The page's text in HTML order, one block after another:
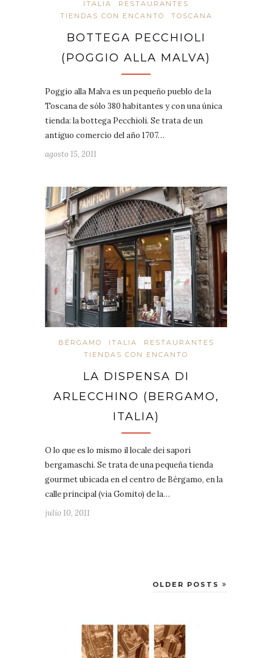
ITALIA
RESTAURANTES
TIENDAS CON ENCANTO
TOSCANA
BOTTEGA PECCHIOLI
(POGGIO ALLA MALVA)
Poggio alla Malva es un pequeño pueblo de la
Toscana de sólo 380 habitantes y con una única
tienda: la bottega Pecchioli. Se trata de un
antiguo comercio del año 1707…
agosto 15, 2011
BÉRGAMO ITALIA
RESTAURANTES
TIENDAS CON ENCANTO
LA DISPENSA DI
ARLECCHINO (BERGAMO,
ITALIA)
O lo que es lo mismo il locale dei sapori
bergamaschi. Se trata de una pequeña tienda
gourmet ubicada en el centro de Bérgamo, en la
calle principal (via Gomito) de la…
julio 10, 2011
OLDER POSTS